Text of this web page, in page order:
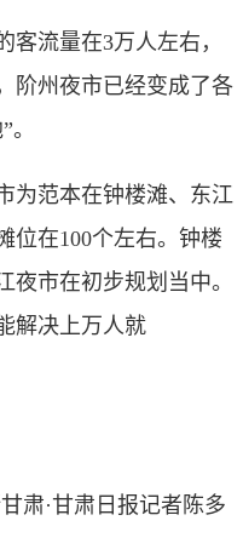
客流量在3万人左右，
阶州夜市已经变成了各
为范本在钟楼滩、东江
位在100个左右。钟楼
市在初步规划当中。
解决上万人就
肃·甘肃日报记者陈多